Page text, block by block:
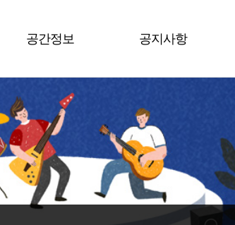
공간정보
남부권역
북부권역
서부권역
공지사항
행사소식